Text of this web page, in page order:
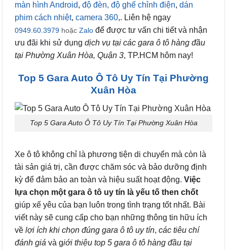
màn hình Android, độ đèn, độ ghế chỉnh điện, dán
phim cách nhiệt, camera 360,. Liên hệ ngay
0949.60.3979 hoặc Zalo để được tư vấn chi tiết và nhận
ưu đãi khi sử dụng dịch vụ tại các gara ô tô hàng đầu
tại Phường Xuân Hòa, Quận 3, TP.HCM hôm nay!
Top 5 Gara Auto Ô Tô Uy Tín Tại Phường
Xuân Hòa
Top 5 Gara Auto Ô Tô Uy Tín Tại Phường Xuân Hòa
Xe ô tô không chỉ là phương tiện di chuyển mà còn là
tài sản giá trị, cần được chăm sóc và bảo dưỡng định
kỳ để đảm bảo an toàn và hiệu suất hoạt động. Việc
lựa chọn một gara ô tô uy tín là yếu tố then chốt
giúp xế yêu của bạn luôn trong tình trạng tốt nhất. Bài
viết này sẽ cung cấp cho bạn những thông tin hữu ích
về lợi ích khi chọn đúng gara ô tô uy tín, các tiêu chí
đánh giá và giới thiệu top 5 gara ô tô hàng đầu tại